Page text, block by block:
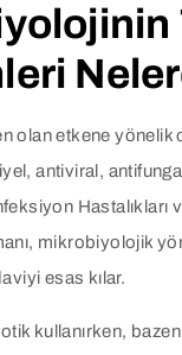
olan etkene yönelik
antiviral,
Hastalıkları
mikrobiyolojik
esas kılar.
kullanırken,